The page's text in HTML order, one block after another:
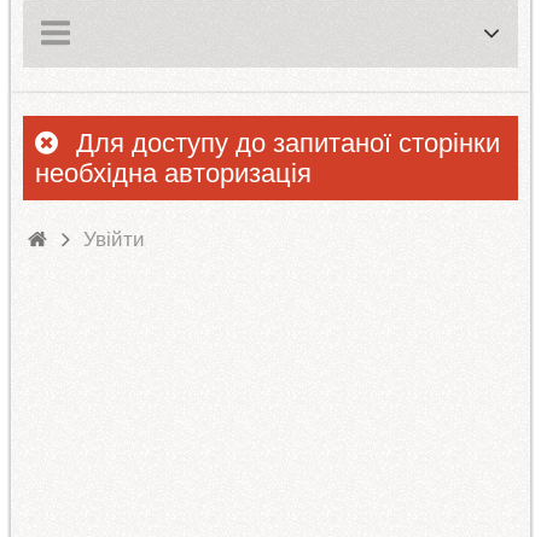
Для доступу до запитаної сторінки
необхідна авторизація
Увійти